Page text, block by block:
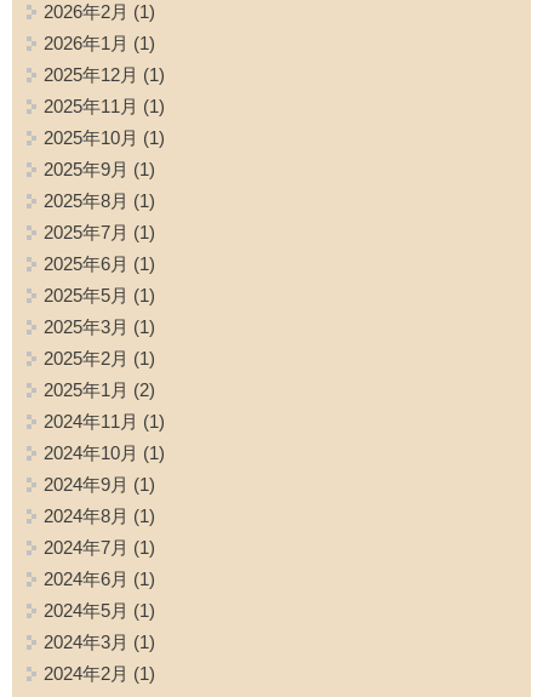
2026年2月 (1)
2026年1月 (1)
2025年12月 (1)
2025年11月 (1)
2025年10月 (1)
2025年9月 (1)
2025年8月 (1)
2025年7月 (1)
2025年6月 (1)
2025年5月 (1)
2025年3月 (1)
2025年2月 (1)
2025年1月 (2)
2024年11月 (1)
2024年10月 (1)
2024年9月 (1)
2024年8月 (1)
2024年7月 (1)
2024年6月 (1)
2024年5月 (1)
2024年3月 (1)
2024年2月 (1)